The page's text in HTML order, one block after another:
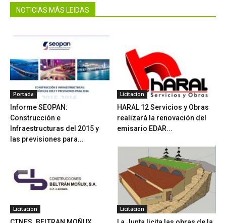
NOTICIAS MÁS LEIDAS
Portada
Informe SEOPAN:
Construcción e
Infraestructuras del 2015 y
las previsiones para...
Licitacion
HARAL 12 Servicios y Obras
realizará la renovación del
emisario EDAR...
Licitacion Licitacion